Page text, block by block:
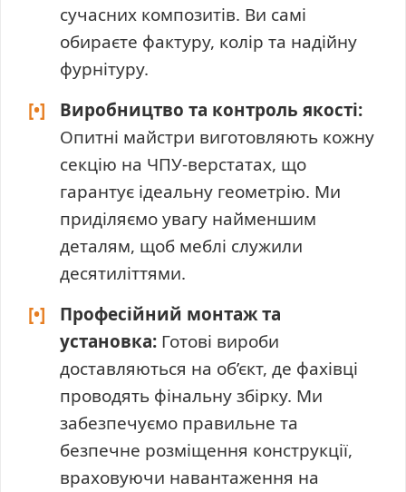
сучасних композитів. Ви самі
обираєте фактуру, колір та надійну
фурнітуру.
[•]
Виробництво та контроль якості:
Опитні майстри виготовляють кожну
секцію на ЧПУ-верстатах, що
гарантує ідеальну геометрію. Ми
приділяємо увагу найменшим
деталям, щоб меблі служили
десятиліттями.
[•]
Професійний монтаж та
установка: Готові вироби
доставляються на об’єкт, де фахівці
проводять фінальну збірку. Ми
забезпечуємо правильне та
безпечне розміщення конструкції,
враховуючи навантаження на